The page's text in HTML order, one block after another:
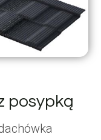
posypką